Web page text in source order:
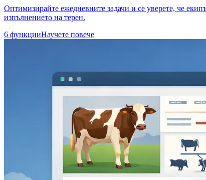
Оптимизирайте ежедневните задачи и се уверете, че
изпълнението на терен.
6 функцииНаучете повече